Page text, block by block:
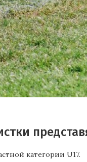
категории U17.